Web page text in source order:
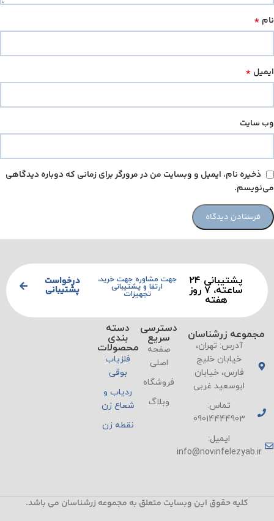
نام *
ایمیل *
وب‌ سایت
ذخیره نام، ایمیل و وبسایت من در مرورگر برای زمانی که دوباره دیدگاهی
می‌نویسم.
پشتیبانی ۲۴
ساعته، ۷ روز
هفته
جهت مشاوره جهت خرید،
ارتقا و پشتیبانی
تجهیزات
درخواست
پشتیبانی
مجموعه زرشناسان
آدرس: تهران،
خیابان خلیج
فارس، خیابان
ابوسعید غربی
تماس:
09014444903
ایمیل:
info@novinfelezyab.ir
دسترسی
سریع
صفحه
اصلی
فروشگاه
وبلاگ
دسته
بندی
محصولات
فلزیاب
بوقی
ردیاب و
شعاع زن
نقطه زن
کلیه حقوق این وبسایت متعلق به مجموعه زرشناسان می باشد.